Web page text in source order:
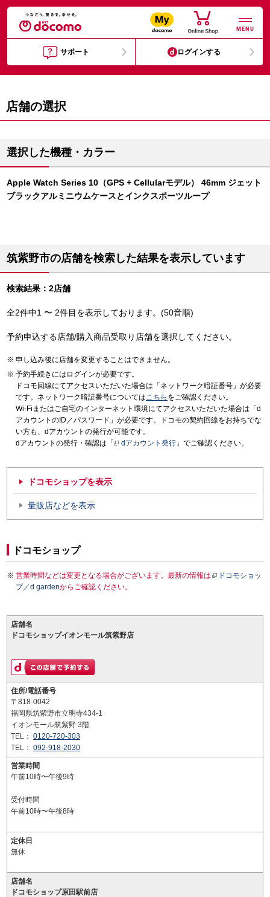
MENU
サポート ログインする
店舗の選択
選択した機種・カラー
Apple Watch Series 10（GPS + Cellularモデル） 46mm ジェット
ブラックアルミニウムケースとインクスポーツループ
筑紫野市の店舗を検索した結果を表示しています
検索結果：2店舗
全2件中1 〜 2件目を表示しております。(50音順)
予約申込する店舗/購入商品受取り店舗を選択してください。
申し込み後に店舗を変更することはできません。
予約手続きにはログインが必要です。
ドコモ回線にてアクセスいただいた場合は「ネットワーク暗証番号」が必要
です。ネットワーク暗証番号についてはこちら をご確認ください。
Wi-Fiまたはご自宅のインターネット環境にてアクセスいただいた場合は「d
アカウントのID／パスワード」が必要です。ドコモの契約回線をお持ちでな
い方も、dアカウントの発行が可能です。
dアカウントの発行・確認は「
dアカウント発行 」でご確認ください。
ドコモショップを表示
量販店などを表示
ドコモショップ
営業時間などは変更となる場合がございます。最新の情報は
ドコモショッ
プ／d gardenからご確認ください。
店舗名
ドコモショップイオンモール筑紫野店
住所/電話番号
〒818-0042
福岡県筑紫野市立明寺434-1
イオンモール筑紫野 3階
TEL： 0120-720-303
TEL： 092-918-2030
営業時間
午前10時〜午後9時
受付時間
午前10時〜午後8時
定休日
無休
店舗名
ドコモショップ原田駅前店